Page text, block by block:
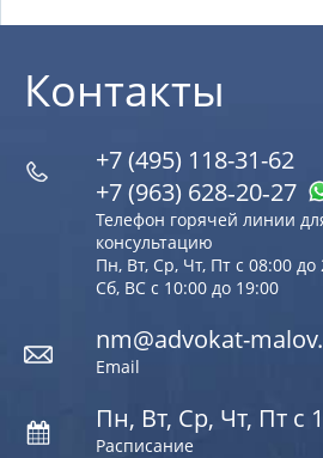
Контакты
+7 (495) 118-31-62
+7 (963) 628‑20‑27
Телефон горячей линии
консультацию
Пн, Вт, Ср, Чт, Пт с 08:00 до
Сб, ВС с 10:00 до 19:00
nm@advokat-
Email
Пн, Вт, Ср, Чт, Пт с
Расписание